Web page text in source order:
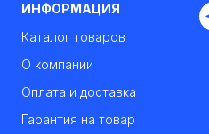
ИНФОРМАЦИЯ
Каталог товаров
О компании
Оплата и доставка
Гарантия на товар